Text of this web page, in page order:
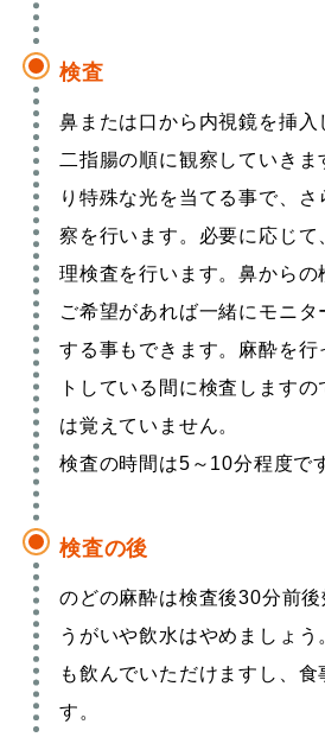
検査
鼻または口から内視鏡を挿
二指腸の順に観察していきま
り特殊な光を当てる事で、
察を行います。必要に応じて
理検査を行います。鼻からの
ご希望があれば一緒にモニ
する事もできます。麻酔を行
トしている間に検査します
は覚えていません。
検査の時間は5～10分程度で
検査の後
のどの麻酔は検査後30分前後
うがいや飲水はやめましょ
も飲んでいただけますし、食
す。